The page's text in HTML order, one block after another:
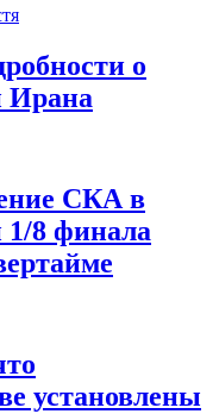
о
Ирана
СКА в
1/8 финала
установлены